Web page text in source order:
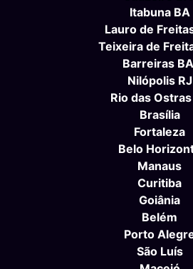
Itabuna BA
Lauro de
Teixeira de
Barreiras BA
Nilópolis RJ
Rio das Ostras
Brasília
Fortaleza
Belo
Manaus
Curitiba
Goiânia
Belém
Porto
São Luís